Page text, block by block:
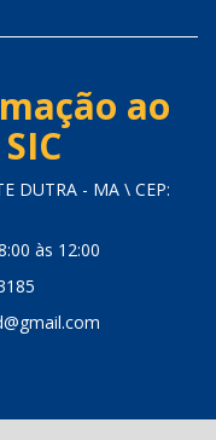
ao
DUTRA - MA \ CEP:
às 12:00